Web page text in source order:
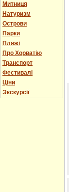
Митниця
Натуризм
Острови
Парки
Пляжі
Про Хорватію
Транспорт
Фестивалі
Ціни
Экскурсії